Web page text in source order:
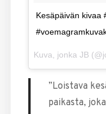
Kesäpäivän kivaa
Kuva, jonka JB
”Loistava
paikasta,